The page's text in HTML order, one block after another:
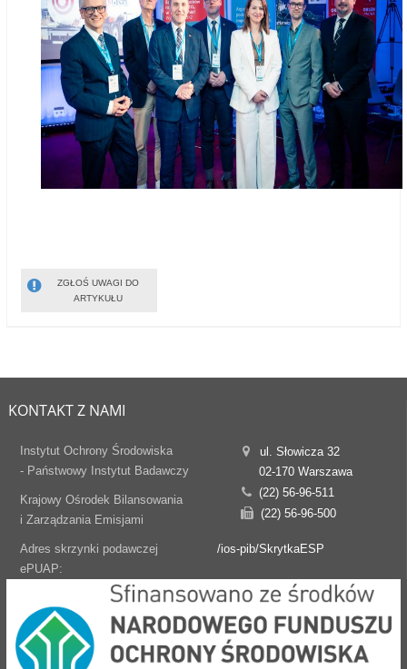
ZGŁOŚ UWAGI DO
ARTYKUŁU
KONTAKT Z NAMI
Instytut Ochrony Środowiska
- Państwowy Instytut Badawczy
Krajowy Ośrodek Bilansowania
i Zarządzania Emisjami
ul. Słowicza 32
02-170 Warszawa
(22) 56-96-511
(22) 56-96-500
Adres skrzynki podawczej
ePUAP:
/ios-pib/SkrytkaESP